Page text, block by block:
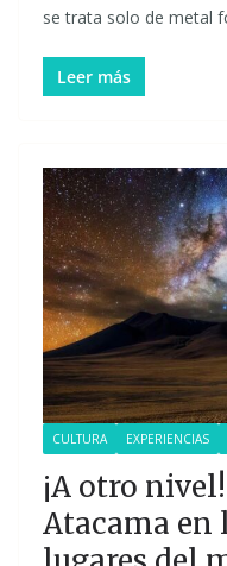
se trata solo de metal
Leer más
CULTURA EXPERIENCIAS
¡A otro
Atacama en